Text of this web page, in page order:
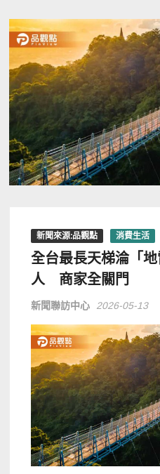
新聞來源:品觀點 消費生活
全台最長天梯淪「
人 商家全關門
新聞聯訪中心 2026-05-13